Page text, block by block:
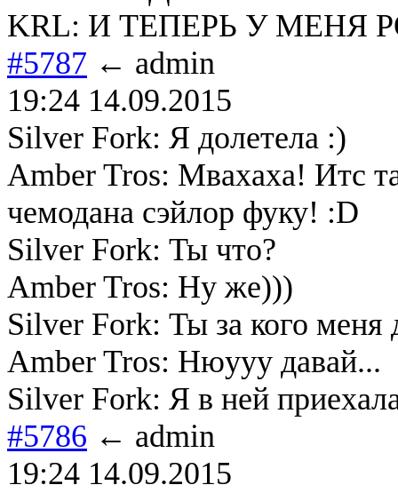
KRL: И ТЕПЕРЬ У МЕНЯ
#5787 ← admin
19:24 14.09.2015
Silver Fork: Я долетела :)
Amber Tros: Мвахаха! Итс
чемодана сэйлор фуку! :D
Silver Fork: Ты что?
Amber Tros: Ну же)))
Silver Fork: Ты за кого
Amber Tros: Нюууу давай...
Silver Fork: Я в ней
#5786 ← admin
19:24 14.09.2015